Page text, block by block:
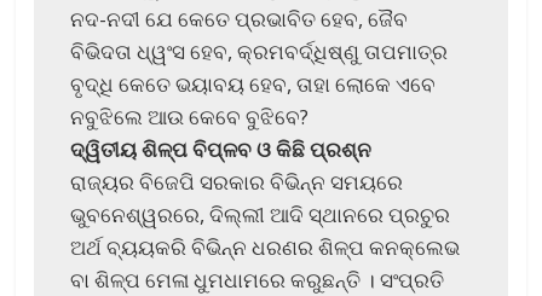
ନଦ-ନଦୀ ଯେ କେତେ ପ୍ରଭାବିତ ହେବ, ଜୈବ
ବିଭିଦତା ଧ୍ୱଂସ ହେବ, କ୍ରମବର୍ଦ୍ଧିଷ୍ଣୁ ତାପମାତ୍ର
ବୃଦ୍ଧି କେତେ ଭୟାବୟ ହେବ, ତାହା ଲୋକେ ଏବେ
ନବୁଝିଲେ ଆଉ କେବେ ବୁଝିବେ?
ଦ୍ୱିତୀୟ ଶିଳ୍ପ ବିପ୍ଳବ ଓ କିଛି ପ୍ରଶ୍ନ
ରାଜ୍ୟର ବିଜେପି ସରକାର ବିଭିନ୍ନ ସମୟରେ
ଭୁବନେଶ୍ୱରରେ, ଦିଲ୍ଲୀ ଆଦି ସ୍ଥାନରେ ପ୍ରଚୁର
ଅର୍ଥ ବ୍ୟୟକରି ବିଭିନ୍ନ ଧରଣର ଶିଳ୍ପ କନକ୍ଲେଭ
ବା ଶିଳ୍ପ ମେଳା ଧୁମଧାମରେ କରୁଛନ୍ତି । ସଂପ୍ରତି